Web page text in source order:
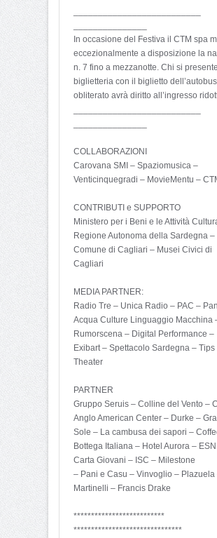
In occasione del Festiva il CTM spa
eccezionalmente a disposizione la
n. 7 fino a mezzanotte. Chi si
biglietteria con il biglietto dell’autobus
obliterato avrà diritto all’ingresso
COLLABORAZIONI
Carovana SMI – Spaziomusica –
Venticinquegradi – MovieMentu –
CONTRIBUTI e SUPPORTO
Ministero per i Beni e le Attività
Regione Autonoma della Sardegna –
Comune di Cagliari – Musei Civici di
Cagliari
MEDIA PARTNER:
Radio Tre – Unica Radio – PAC –
Acqua Culture Linguaggio Macchina
Rumorscena – Digital Performance –
Exibart – Spettacolo Sardegna – Tips
Theater
PARTNER
Gruppo Seruis – Colline del Vento –
Anglo American Center – Durke –
Sole – La cambusa dei sapori –
Bottega Italiana – Hotel Aurora –
Carta Giovani – ISC – Milestone
– Pani e Casu – Vinvoglio – Plazuela
Martinelli – Francis Drake
**************************
*******************************